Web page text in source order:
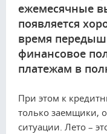
ежемесячные
появляется
время
финансовое
платежам в
При этом к
только заемщики,
ситуации. Лето –